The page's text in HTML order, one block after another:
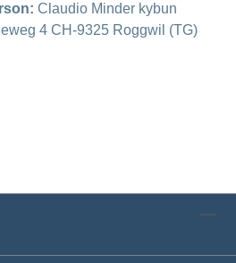
Claudio Minder kybun
4 CH-9325 Roggwil (TG)